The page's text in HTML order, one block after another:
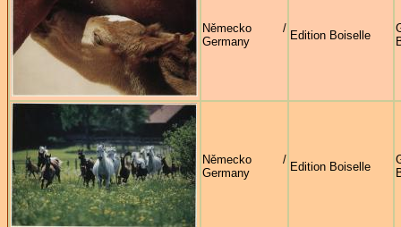
Německo /
Germany
Edition Boiselle
Německo /
Germany
Edition Boiselle